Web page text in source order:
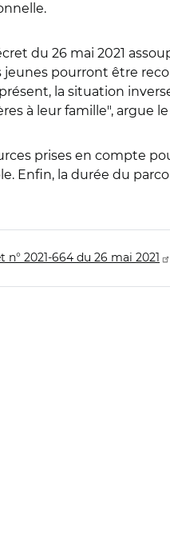
du 26 mai 2021
jeunes pourront être
la situation
à leur famille", argue
prises en compte
Enfin, la durée du
n° 2021-664 du 26 mai 2021